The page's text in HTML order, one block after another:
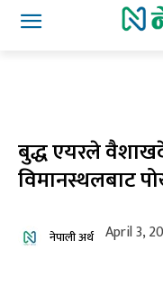
बुद्ध एयरले
विमानस्थलबाट
नेपाली अर्थ April 3,